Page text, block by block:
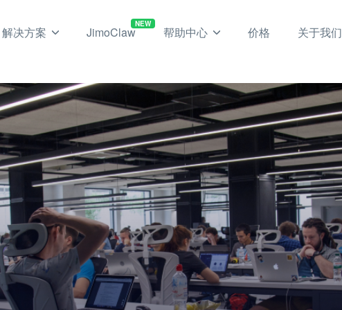
解决方案 JimoClaw
NEW
帮助中心 价格 关于我们